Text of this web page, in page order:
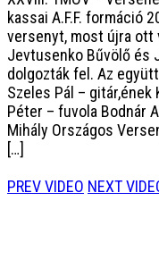
kassai A.F.F. formáció
versenyt, most újra ott
Jevtusenko Bűvölő és
dolgozták fel. Az
Szeles Pál –
Péter – fuvola Bodnár
Mihály Országos
[…]
PREV VIDEO NEXT